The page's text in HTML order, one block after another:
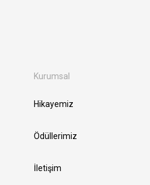
Kurumsal
Hikayemiz
Ödüllerimiz
İletişim